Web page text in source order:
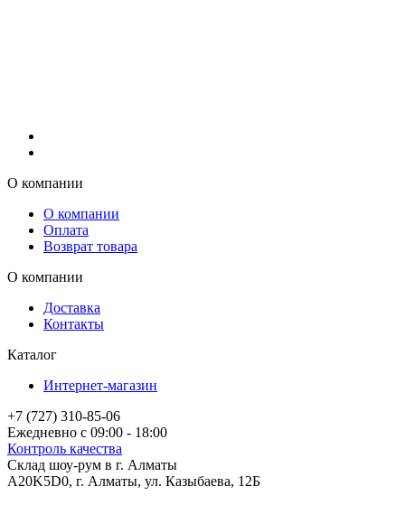
О компании
О компании
Оплата
Возврат товара
О компании
Доставка
Контакты
Каталог
Интернет-магазин
+7 (727) 310-85-06
Ежедневно с 09:00 - 18:00
Контроль качества
Склад шоу-рум в г. Алматы
A20K5D0, г. Алматы, ул. Казыбаева, 12Б